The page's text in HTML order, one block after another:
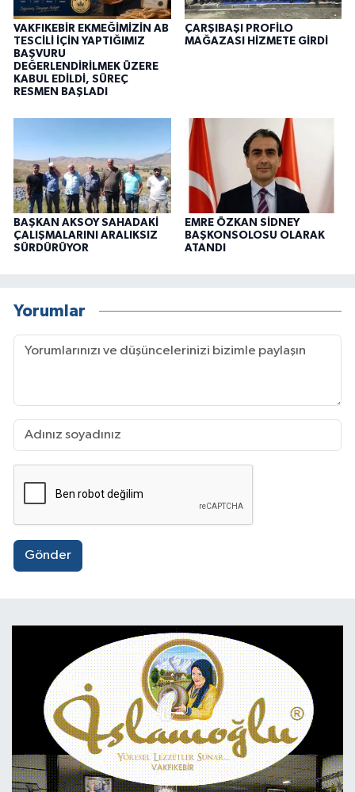
VAKFIKEBİR EKMEĞİMİZİN AB
TESCİLİ İÇİN YAPTIĞIMIZ
BAŞVURU
DEĞERLENDİRİLMEK ÜZERE
KABUL EDİLDİ, SÜREÇ
RESMEN BAŞLADI
ÇARŞIBAŞI PROFİLO
MAĞAZASI HİZMETE GİRDİ
BAŞKAN AKSOY SAHADAKİ
ÇALIŞMALARINI ARALIKSIZ
SÜRDÜRÜYOR
EMRE ÖZKAN SİDNEY
BAŞKONSOLOSU OLARAK
ATANDI
Yorumlar
Gönder